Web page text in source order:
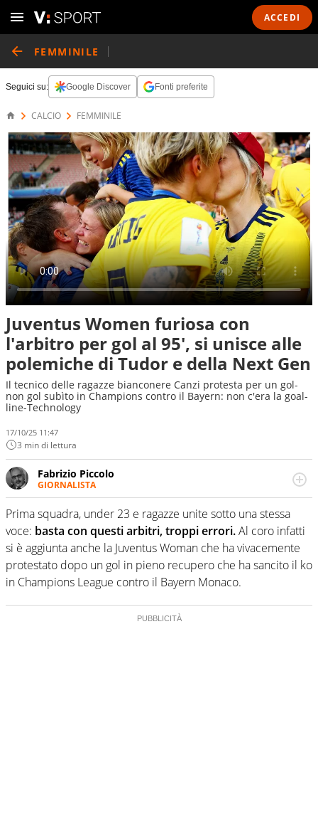
ACCEDI
FEMMINILE
Seguici su: Google Discover Fonti preferite
CALCIO FEMMINILE
Juventus Women furiosa con
l'arbitro per gol al 95', si unisce alle
polemiche di Tudor e della Next Gen
Il tecnico delle ragazze bianconere Canzi protesta per un gol-
non gol subìto in Champions contro il Bayern: non c'era la goal-
line-Technology
17/10/25 11:47
3 min di lettura
Fabrizio Piccolo
GIORNALISTA
Nella sua carriera ha seguito numerose manifestazioni
sportive e collaborato con agenzie e testate. Esperienza,
competenza, conoscenza e memoria storica. Si occupa
prevalentemente di calcio
Prima squadra, under 23 e ragazze unite sotto una stessa
voce: basta con questi arbitri, troppi errori.Al coro infatti
si è aggiunta anche la Juventus Woman che ha vivacemente
protestato dopo un gol in pieno recupero che ha sancito il ko
in Champions League contro il Bayern Monaco.